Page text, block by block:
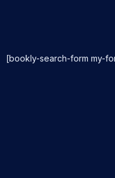
[bookly-search-form my-